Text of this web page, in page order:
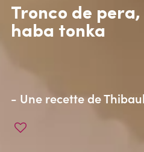
Tronco de
haba tonka
- Une recette de